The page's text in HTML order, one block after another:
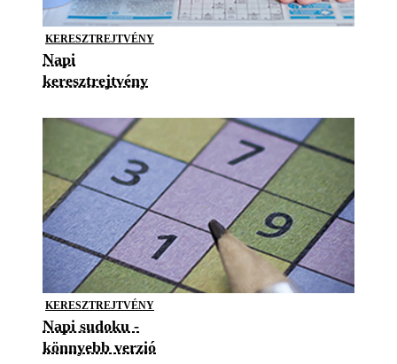
KERESZTREJTVÉNY
Napi
keresztrejtvény
KERESZTREJTVÉNY
Napi sudoku -
könnyebb verzió